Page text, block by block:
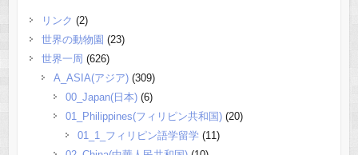
リンク (2)
世界の動物園 (23)
世界一周 (626)
A_ASIA(アジア)(309)
00_Japan(日本)(6)
01_Philippines(フィリピン共和国)(20)
01_1_フィリピン語学留学(11)